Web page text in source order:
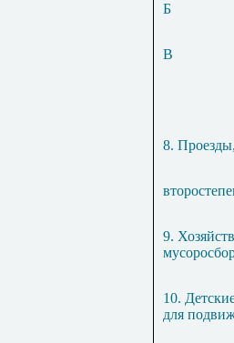
Б
В
8.
9.
10.
для